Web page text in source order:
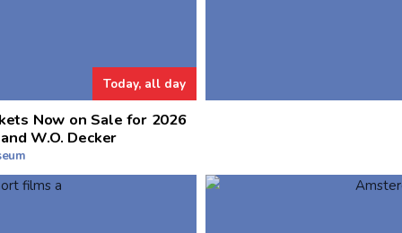
Today, all day
Now on Sale for 2026
W.O. Decker